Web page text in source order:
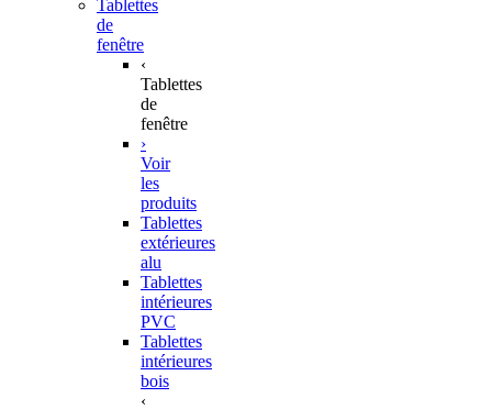
Tablettes
de
fenêtre
‹
Tablettes
de
fenêtre
›
Voir
les
produits
Tablettes
extérieures
alu
Tablettes
intérieures
PVC
Tablettes
intérieures
bois
‹